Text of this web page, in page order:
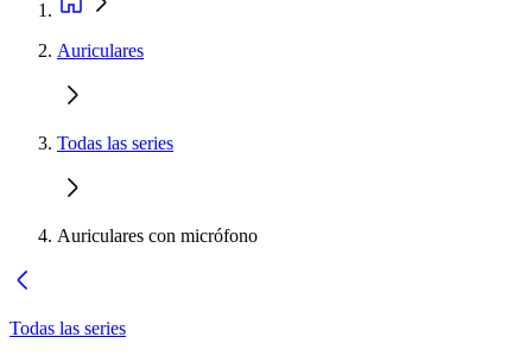
Auriculares
Todas las series
Auriculares con micrófono
Todas las series